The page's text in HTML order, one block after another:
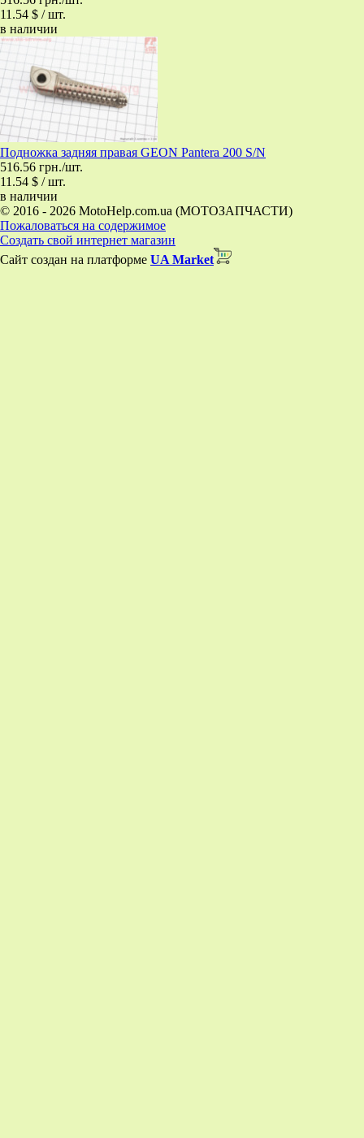
11.54 $ / шт.
в наличии
Подножка задняя правая GEON Pantera 200 S/N
516.56 грн./шт.
11.54 $ / шт.
в наличии
© 2016 - 2026 MotoHelp.com.ua (МОТОЗАПЧАСТИ)
Пожаловаться на содержимое
Создать свой интернет магазин
Сайт создан на платформе UA Market